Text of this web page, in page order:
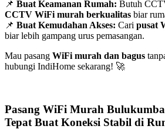
📌 Buat Keamanan Rumah: Butuh
CCTV WiFi murah berkualitas biar
📌 Buat Kemudahan Akses: Cari pusat
biar lebih gampang urus pemasangan.
Mau pasang WiFi murah dan bagus
hubungi IndiHome sekarang! 🚀
Pasang WiFi Murah
Tepat Buat Koneksi Stabil di